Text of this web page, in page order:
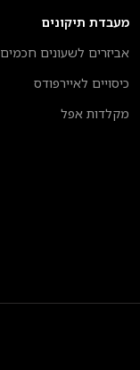
מעבדת תיקונים
אביזרים לשעונים חכמים
כיסויים לאיירפודס
מקלדות אפל